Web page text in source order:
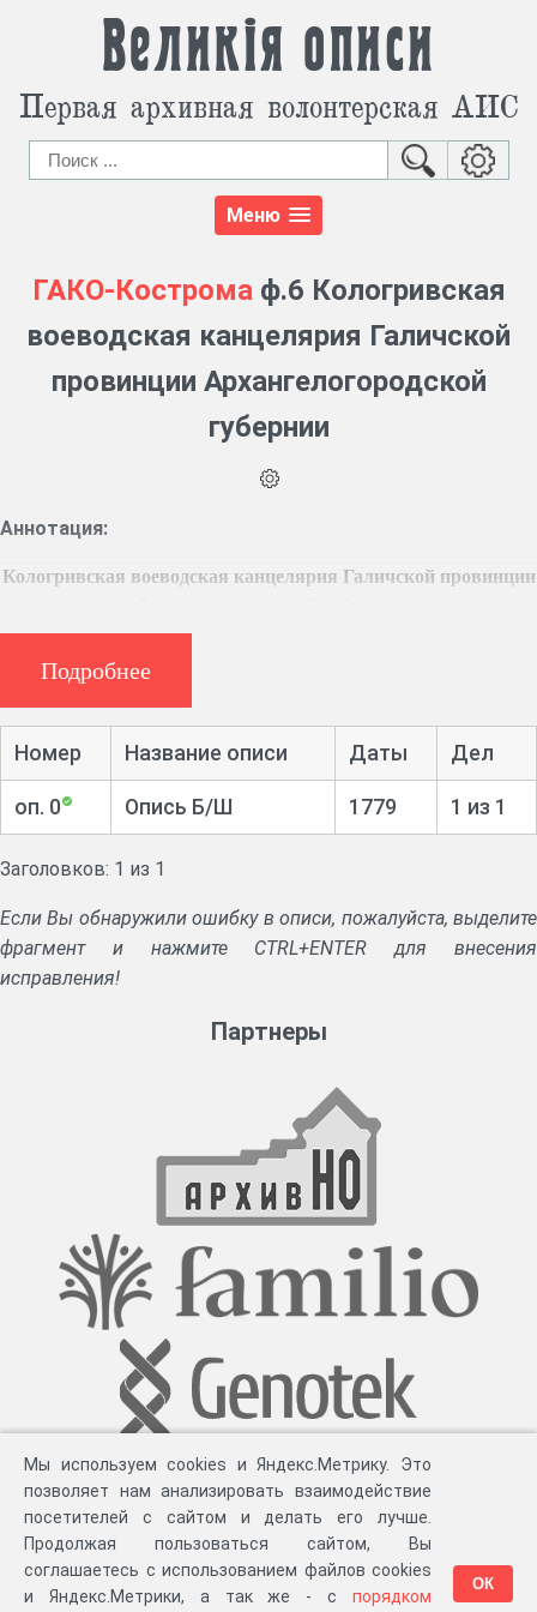
Великія описи
Первая архивная волонтерская АИС
Меню
ГАКО-Костромаф.6 Кологривская
воеводская канцелярия Галичской
провинции Архангелогородской
губернии
Аннотация:
Кологривская воеводская канцелярия Галичской провинции
Ф. 6, 1 ед. хр. (1779 г.)
Указ Галичской провинциальной канцелярии о
Подробнее
Номер Название описи Даты Дел
оп. 0 Опись Б/Ш 1779 1 из 1
Заголовков: 1 из 1
Если Вы обнаружили ошибку в описи, пожалуйста, выделите
фрагмент и нажмите CTRL+ENTER для внесения
исправления!
Партнеры
Мы используем cookies и Яндекс.Метрику. Это
позволяет нам анализировать взаимодействие
посетителей с сайтом и делать его лучше.
Продолжая пользоваться сайтом, Вы
соглашаетесь с использованием файлов cookies
и Яндекс.Метрики, а так же - с порядком
ОК